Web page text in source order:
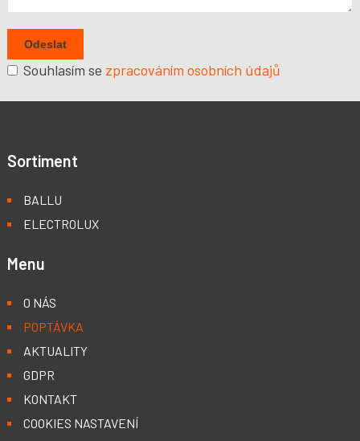
Souhlasím se zpracováním osobních údajů
Sortiment
BALLU
ELECTROLUX
Menu
O NÁS
POPTÁVKA
AKTUALITY
GDPR
KONTAKT
COOKIES NASTAVENÍ